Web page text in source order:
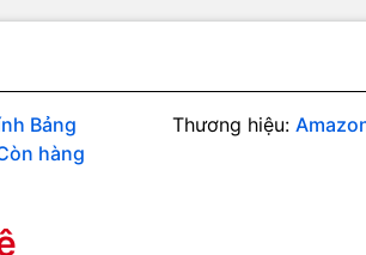
Bảng Thương hiệu:
hàng